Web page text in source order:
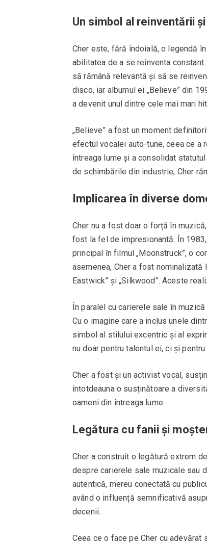
Un simbol al reinventării
Cher este, fără îndoială, o legendă
abilitatea de a se reinventa constant.
să rămână relevantă și să se
disco, iar albumul ei „Believe” din
a devenit unul dintre cele mai mari
„Believe” a fost un moment
efectul vocalei auto-tune, ceea ce a
întreaga lume și a consolidat
de schimbările din industrie, Cher
Implicarea în diverse
Cher nu a fost doar o forță în
fost la fel de impresionantă. În
principal în filmul „Moonstruck”, o
asemenea, Cher a fost
Eastwick” și „Silkwood”. Aceste
În paralel cu carierele sale în
Cu o imagine care a inclus unele
simbol al stilului excentric și al
nu doar pentru talentul ei, ci și
Cher a fost și un activist vocal,
întotdeauna o susținătoare a
oameni din întreaga lume.
Legătura cu fanii și
Cher a construit o legătură extrem
despre carierele sale muzicale sau
autentică, mereu conectată cu
având o influență semnificativă
decenii.
Ceea ce o face pe Cher cu